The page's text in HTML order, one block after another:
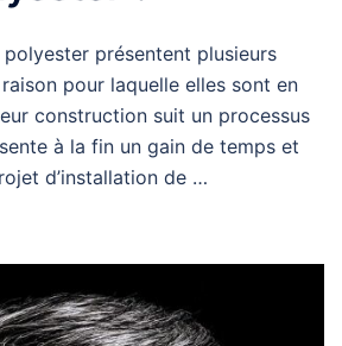
présentent plusieurs
raison pour laquelle elles sont en
construction suit un processus
à la fin un gain de temps et
d’installation de …